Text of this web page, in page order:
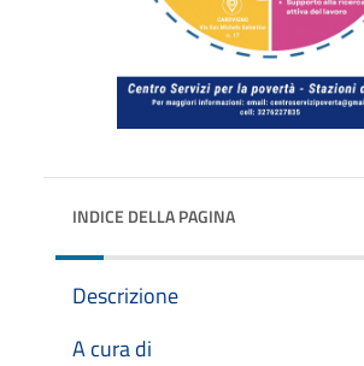
INDICE DELLA PAGINA
Descrizione
A cura di